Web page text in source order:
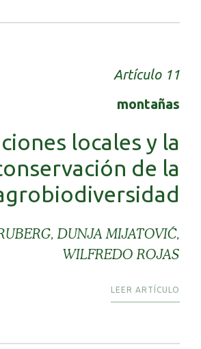
Artículo 11
montañas
locales y la
de la
DUNJA MIJATOVIĆ,
WILFREDO ROJAS
LEER ARTÍCULO